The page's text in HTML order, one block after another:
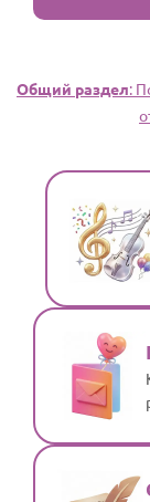
Общий раздел: